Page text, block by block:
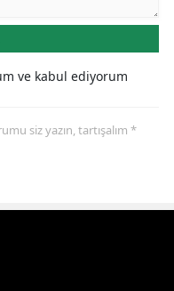
ve kabul ediyorum
siz yazın, tartışalım *